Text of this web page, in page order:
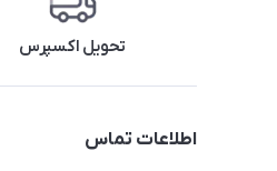
تحویل اکسپرس
اطلاعات تماس